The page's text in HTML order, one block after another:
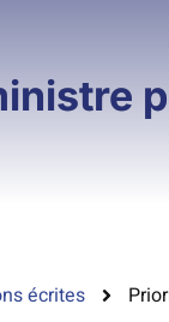
écrites